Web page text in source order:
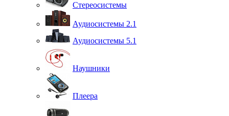
Стереосистемы
Аудиосистемы 2.1
Аудиосистемы 5.1
Наушники
Плеера